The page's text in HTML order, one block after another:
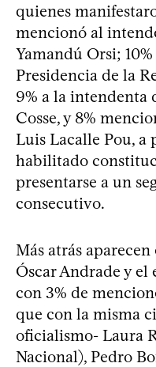
quienes
mencionó al
Yamandú Orsi;
Presidencia de la
9% a la intendenta
Cosse, y 8%
Luis Lacalle Pou, a
habilitado
presentarse a un
consecutivo.
Más atrás
Óscar Andrade y el
con 3% de
que con la misma
oficialismo- Laura
Nacional), Pedro